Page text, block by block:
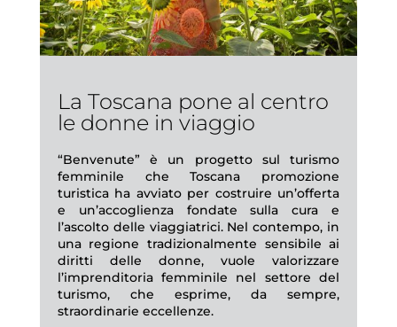
La Toscana pone al centro
le donne in viaggio
“Benvenute” è un progetto sul turismo
femminile che Toscana promozione
turistica ha avviato per costruire un’offerta
e un’accoglienza fondate sulla cura e
l’ascolto delle viaggiatrici. Nel contempo, in
una regione tradizionalmente sensibile ai
diritti delle donne, vuole valorizzare
l’imprenditoria femminile nel settore del
turismo, che esprime, da sempre,
straordinarie eccellenze.